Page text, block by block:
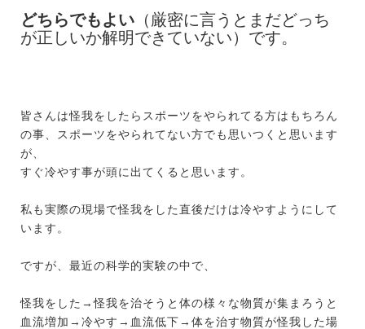
どちらでもよい （厳密に言うとまだどっち
が正しいか解明できていない）です。
皆さんは怪我をしたらスポーツをやられてる方はもちろん
の事、スポーツをやられてない方でも思いつくと思います
が、
すぐ冷やす事が頭に出てくると思います。
私も実際の現場で怪我をした直後だけは冷やすようにして
います。
ですが、最近の科学的実験の中で、
怪我をした→怪我を治そうと体の様々な物質が集まろうと
血流増加→冷やす→血流低下→体を治す物質が怪我した場